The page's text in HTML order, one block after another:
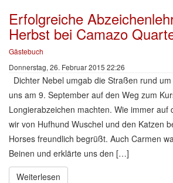
Erfolgreiche
Herbst bei Camazo
Gästebuch
Donnerstag, 26. Februar 2015 22:26
Dichter Nebel umgab die Straßen rund
uns am 9. September auf den Weg zum
Longierabzeichen machten. Wie immer auf
wir von Hufhund Wuschel und den Katzen
Horses freundlich begrüßt. Auch Carmen
Beinen und erklärte uns den […]
Weiterlesen